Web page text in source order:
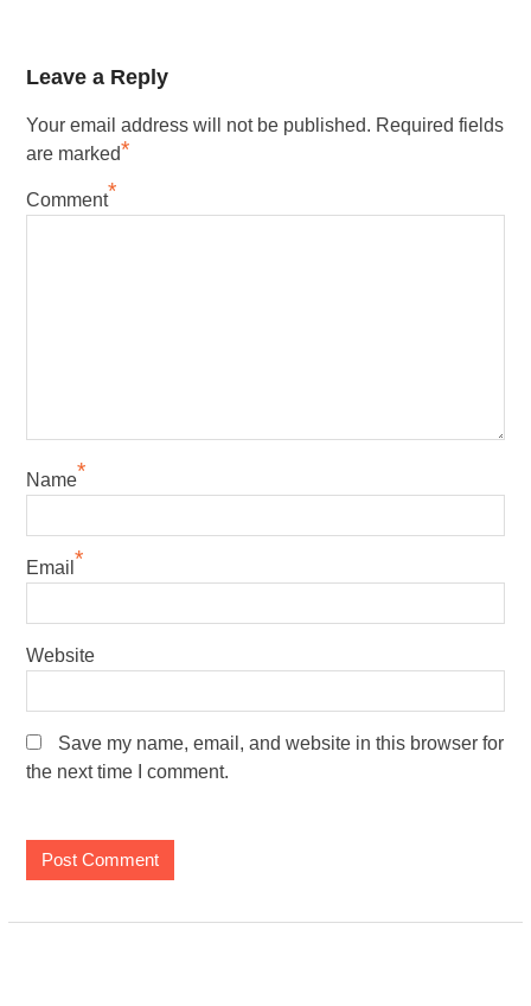
Leave a Reply
Your email address will not be published. Required fields
are marked*
Comment*
Name*
Email *
Website
Save my name, email, and website in this browser for
the next time I comment.